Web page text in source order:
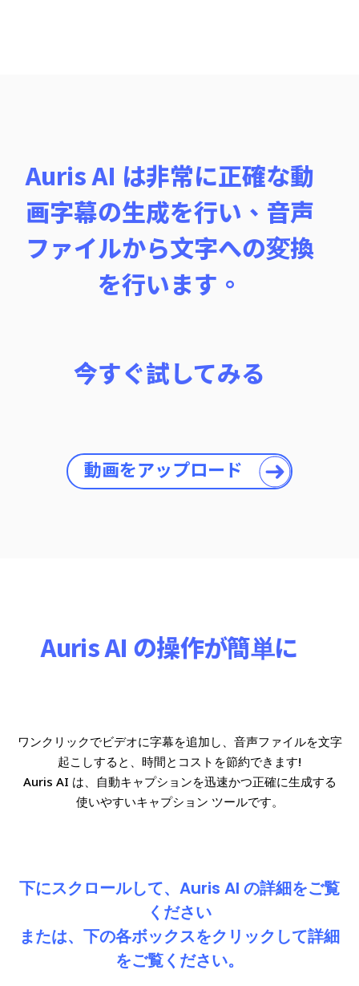
Auris AI は非常に正確な動
画字幕の生成を行い、音声
ファイルから文字への変換
を行います。
今すぐ試してみる
動画をアップロード
Auris AI の操作が簡単に
ワンクリックでビデオに字幕を追加し、音声ファイルを文字
起こしすると、時間とコストを節約できます!
Auris AI は、自動キャプションを迅速かつ正確に生成する
使いやすいキャプション ツールです。
下にスクロールして、Auris AI の詳細をご覧
ください
または、下の各ボックスをクリックして詳細
をご覧ください。